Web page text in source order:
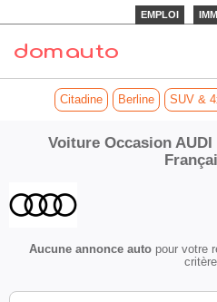
EMPLOI
Citadine Berline SUV &
Voiture Occasion
Aucune annonce autopour votre